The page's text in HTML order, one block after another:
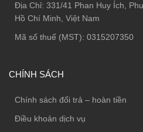
Địa Chỉ: 331/41 Phan Huy Ích,
Hồ Chí Minh, Việt Nam
Mã số thuế (MST): 0315207350
CHÍNH SÁCH
Chính sách đổi trả – hoàn tiền
Điều khoản dịch vụ